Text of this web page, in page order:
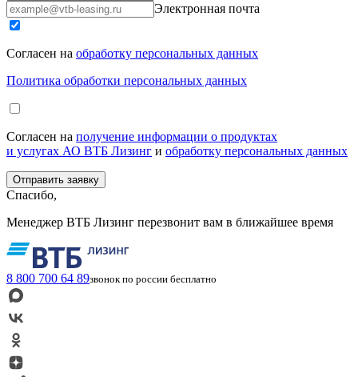
Электронная почта
Согласен на обработку персональных данных
Политика обработки персональных данных
Согласен на получение информации о продуктах
и услугах АО ВТБ Лизинг и обработку персональных данных
Спасибо,
Менеджер ВТБ Лизинг перезвонит вам в ближайшее время
8 800 700 64 89звонок по россии бесплатно